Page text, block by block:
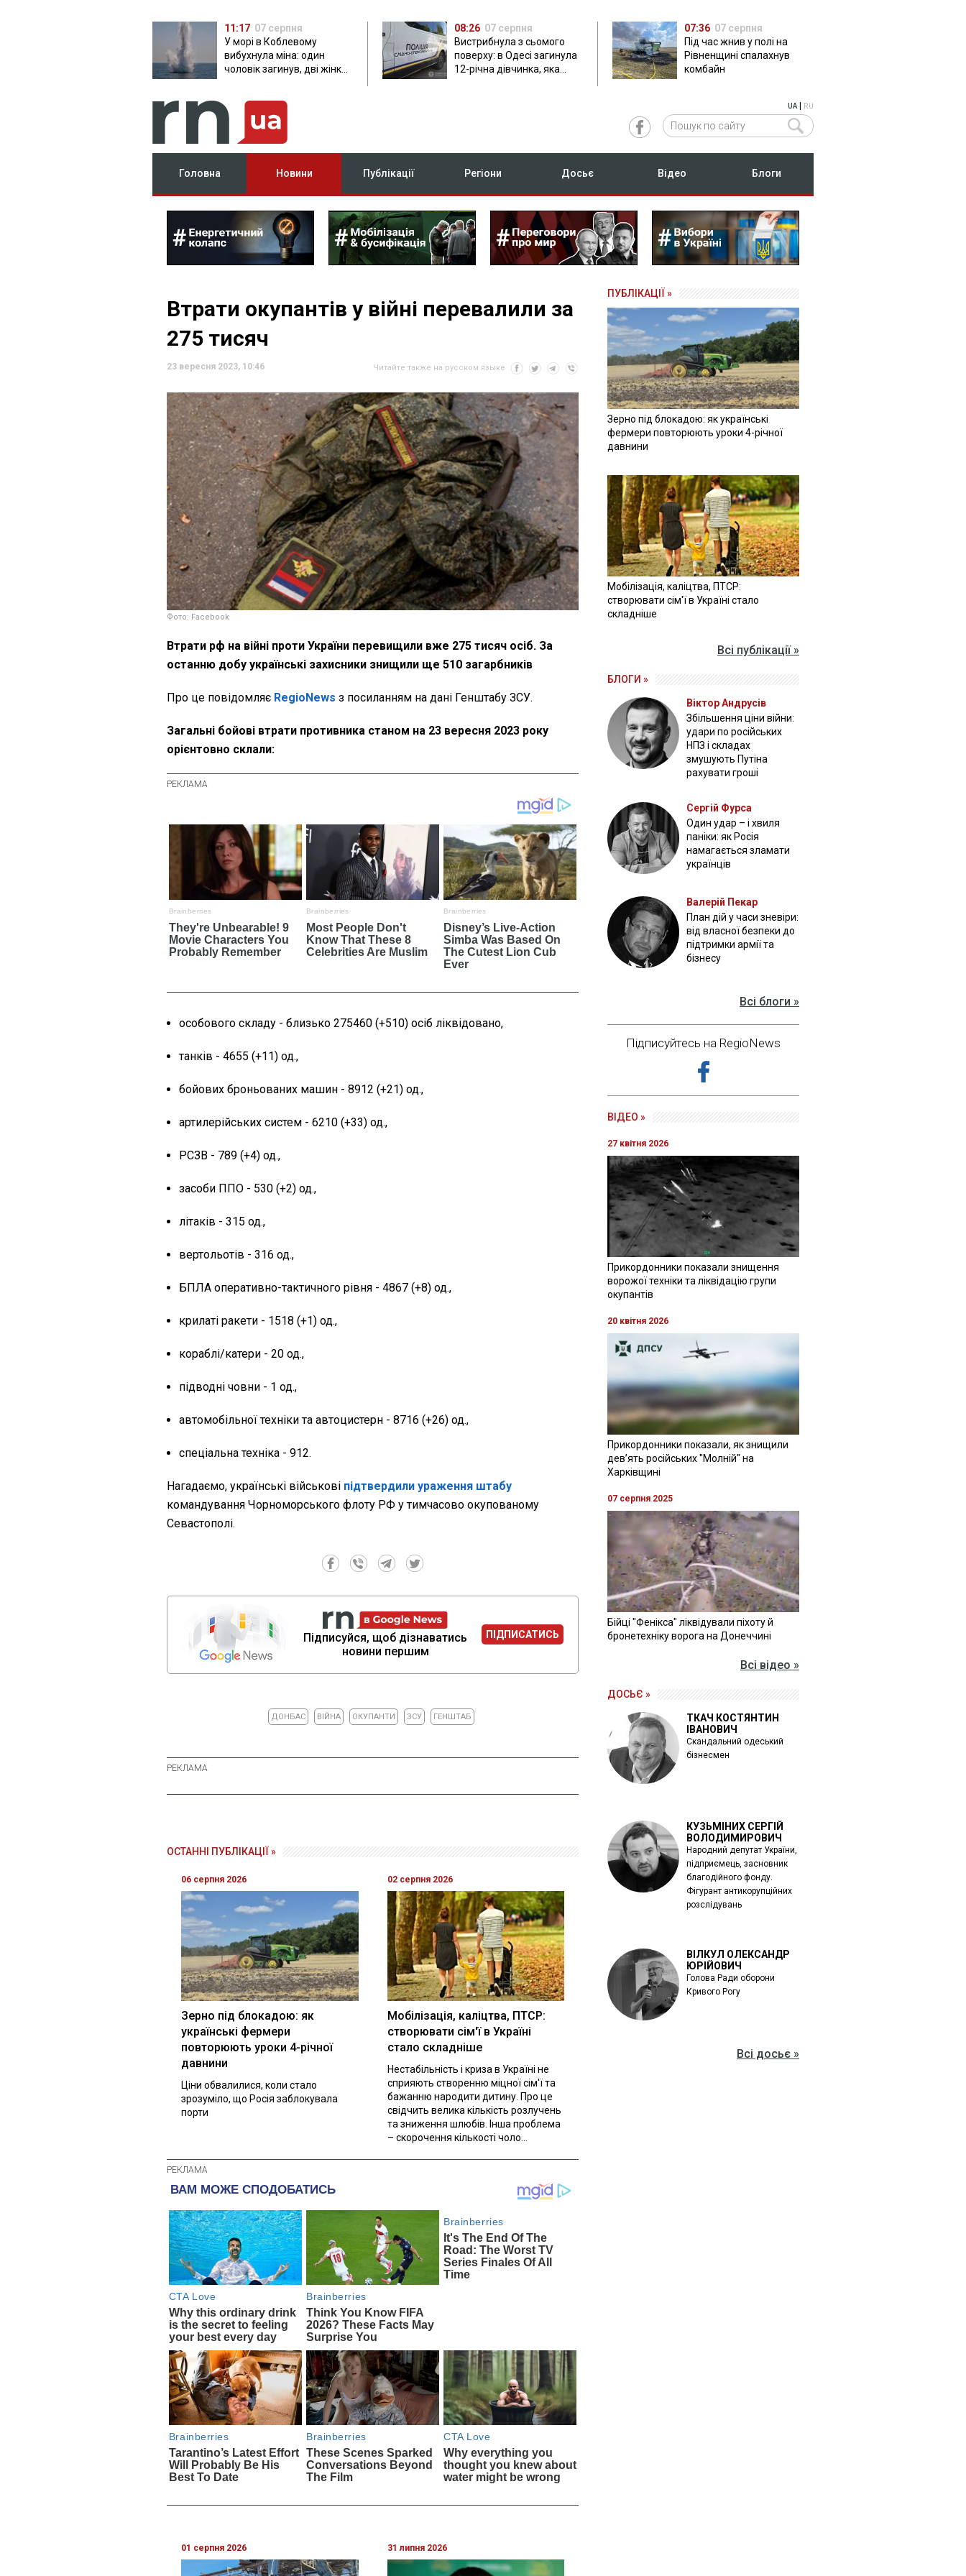
11:17 07 серпня
У морі в Коблевому
вибухнула міна: один
чоловік загинув, дві жінки
08:26 07 серпня
Вистрибнула з сьомого
поверху: в Одесі загинула
12-річна дівчинка, яка
07:36 07 серпня
Під час жнив у полі на
Рівненщині спалахнув
комбайн
UA| RU
Головна Новини Публікації Регіони Досьє Відео Блоги
Втрати окупантів у війні перевалили за
275 тисяч
23 вересня 2023, 10:46 Читайте также на русском языке
Фото: Facebook
Втрати рф на війні проти України перевищили вже 275 тисяч осіб. За
останню добу українські захисники знищили ще 510 загарбників
Про це повідомляє RegioNews з посиланням на дані Генштабу ЗСУ.
Загальні бойові втрати противника станом на 23 вересня 2023 року
орієнтовно склали:
особового складу - близько 275460 (+510) осіб ліквідовано,
танків - 4655 (+11) од.,
бойових броньованих машин - 8912 (+21) од.,
артилерійських систем - 6210 (+33) од.,
РСЗВ - 789 (+4) од.,
засоби ППО - 530 (+2) од.,
літаків - 315 од.,
вертольотів - 316 од.,
БПЛА оперативно-тактичного рівня - 4867 (+8) од.,
крилаті ракети - 1518 (+1) од.,
кораблі/катери - 20 од.,
підводні човни - 1 од.,
автомобільної техніки та автоцистерн - 8716 (+26) од.,
спеціальна техніка - 912.
Нагадаємо, українські військові підтвердили ураження штабу
командування Чорноморського флоту РФ у тимчасово окупованому
Севастополі.
Підписуйся, щоб дізнаватись
новини першим
ПІДПИСАТИСЬ
ДОНБАС ВІЙНА ОКУПАНТИ ЗСУ ГЕНШТАБ
ОСТАННІ ПУБЛІКАЦІЇ »
06 серпня 2026
Зерно під блокадою: як
українські фермери
повторюють уроки 4-річної
давнини
Ціни обвалилися, коли стало
зрозуміло, що Росія заблокувала
порти
02 серпня 2026
Мобілізація, каліцтва, ПТСР:
створювати сім'ї в Україні
стало складніше
Нестабільність і криза в Україні не
сприяють створенню міцної сім'ї та
бажанню народити дитину. Про це
свідчить велика кількість розлучень
та зниження шлюбів. Інша проблема
– скорочення кількості чоло...
01 серпня 2026 31 липня 2026
ПУБЛІКАЦІЇ »
Зерно під блокадою: як українські
фермери повторюють уроки 4-річної
давнини
Мобілізація, каліцтва, ПТСР:
створювати сім'ї в Україні стало
складніше
Всі публікації »
БЛОГИ »
Віктор Андрусів
Збільшення ціни війни:
удари по російських
НПЗ і складах
змушують Путіна
рахувати гроші
Сергій Фурса
Один удар – і хвиля
паніки: як Росія
намагається зламати
українців
Валерій Пекар
План дій у часи зневіри:
від власної безпеки до
підтримки армії та
бізнесу
Всі блоги »
Підписуйтесь на RegioNews
ВІДЕО »
27 квітня 2026
Прикордонники показали знищення
ворожої техніки та ліквідацію групи
окупантів
20 квітня 2026
Прикордонники показали, як знищили
девʼять російських "Молній" на
Харківщині
07 серпня 2025
Бійці "Фенікса" ліквідували піхоту й
бронетехніку ворога на Донеччині
Всі відео »
ДОСЬЄ »
ТКАЧ КОСТЯНТИН
ІВАНОВИЧ
Скандальний одеський
бізнесмен
КУЗЬМІНИХ СЕРГІЙ
ВОЛОДИМИРОВИЧ
Народний депутат України,
підприємець, засновник
благодійного фонду.
Фігурант антикорупційних
розслідувань
ВІЛКУЛ ОЛЕКСАНДР
ЮРІЙОВИЧ
Голова Ради оборони
Кривого Рогу
Всі досьє »